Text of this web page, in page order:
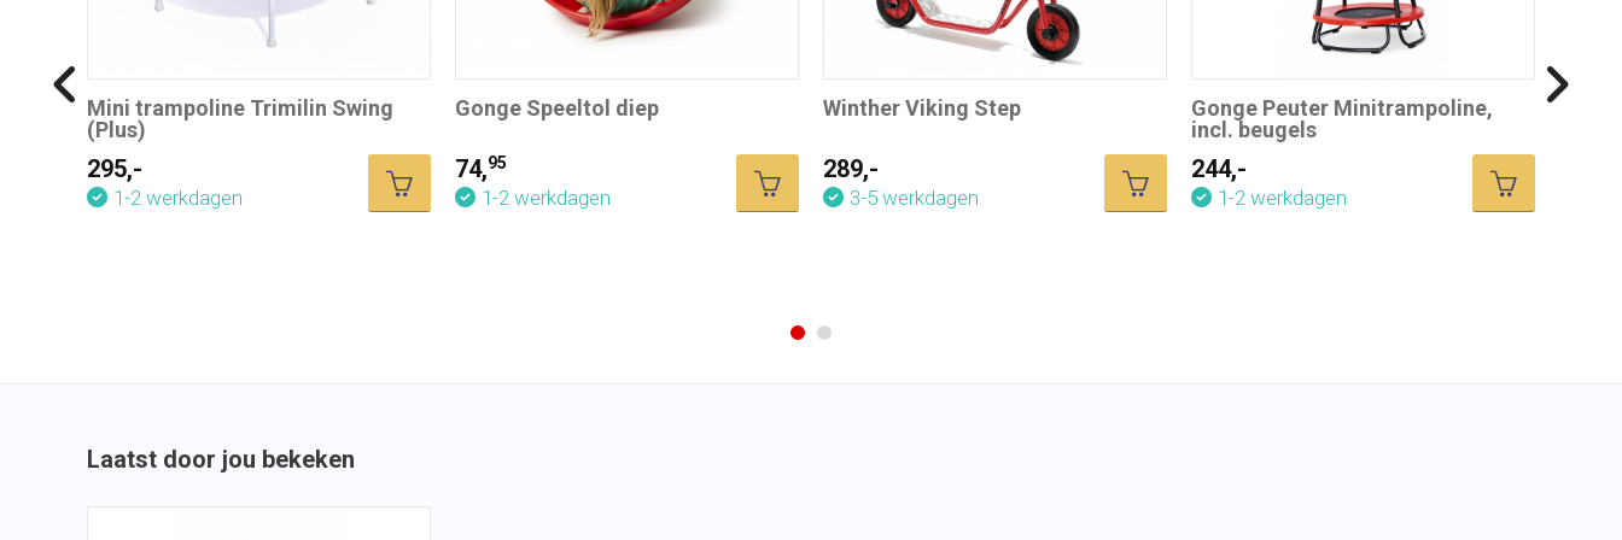
Mini trampoline Trimilin Swing
(Plus)
295,-
1-2 werkdagen
Gonge Speeltol diep
74,95
1-2 werkdagen
Winther Viking Step
289,-
3-5 werkdagen
Gonge Peuter Minitrampoline,
incl. beugels
244,-
1-2 werkdagen
Laatst door jou bekeken